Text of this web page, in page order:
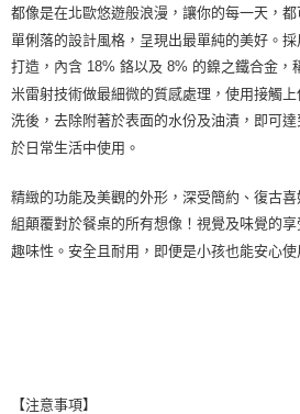
２．關於個人資料處理事宜，請瀏覽以下網址
３．未成年的使用者請事先徵得法定代理人或
「AFTEE先享後付」，若未經同意申辦者引起
任。
時審查核予不同之上限額度；若仍有額度不足
請求用戶進行身份認證。
恩沛科技股份有限公司將有權停止該用戶之使
都像是在北歐悠遊般浪漫，讓你的每一天，
單俐落的設計風格，呈現出最單純的美好。
打造，內含 18% 鉻以及 8% 的鎳之鐵合金，
米雷射技術做最細微的質感處理，使用接觸
洗後，去除附著於表面的水份及油漬，即可
於日常生活中使用。
精緻的功能及美觀的外形，深受簡約、復古
組顛覆對於餐桌的所有想像！視覺及味覺的
趣味性。安全且耐用，即便是小孩也能安心使
【注意事項】